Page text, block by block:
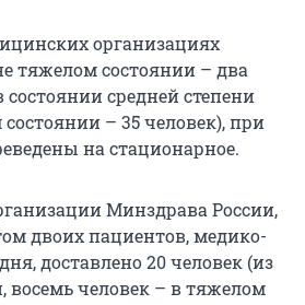
организациях
тяжелом состоянии – два
средней степени
– 35 человек), при
на стационарное.
Минздрава России,
двоих пациентов, медико-
доставлено 20 человек (из
восемь человек – в тяжелом